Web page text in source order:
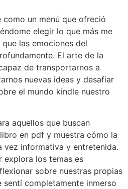
un menú que ofreció
elegir lo que más me
las emociones del
El arte de la
de transportarnos a
nuevas ideas y desafiar
el mundo kindle nuestro
aquellos que buscan
en pdf y muestra cómo la
vez informativa y entretenida.
explora los temas es
sobre nuestras propias
sentí completamente inmerso